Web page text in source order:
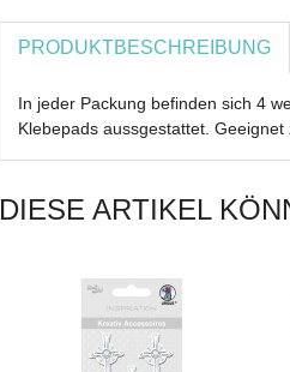
PRODUKTBESCHREIBUNG
In jeder Packung befinden sich 4
Klebepads aussgestattet.
DIESE ARTIKEL